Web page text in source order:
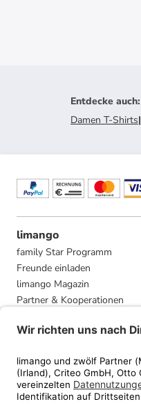
Entdecke auch:
Damen T-Shirts|
limango
family Star Programm
Freunde einladen
limango Magazin
Partner & Kooperationen
Presse